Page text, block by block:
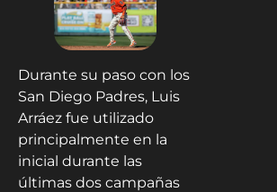
Durante su paso con los
San Diego Padres, Luis
Arráez fue utilizado
principalmente en la
inicial durante las
últimas dos campañas